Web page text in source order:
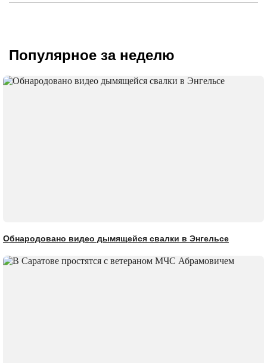
Популярное за неделю
Обнародовано видео дымящейся свалки в Энгельсе